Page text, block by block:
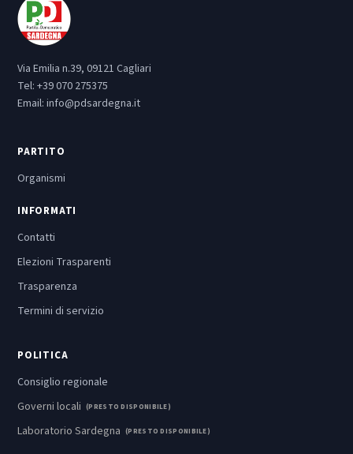
Via Emilia n.39, 09121 Cagliari
Tel: +39 070 275375
Email: info@pdsardegna.it
PARTITO
Organismi
INFORMATI
Contatti
Elezioni Trasparenti
Trasparenza
Termini di servizio
POLITICA
Consiglio regionale
Governi locali (PRESTO DISPONIBILE)
Laboratorio Sardegna (PRESTO DISPONIBILE)